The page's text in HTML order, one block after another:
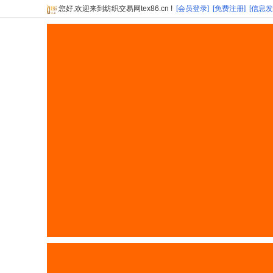
您好,欢迎来到纺织交易网tex86.cn ! [会员登录] [免费注册] [信息